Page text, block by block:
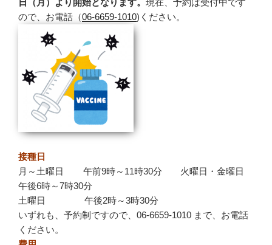
日（月）より開始となります。 現在、予約は受付中です
ので、お電話（06-6659-1010)ください。
接種日
月～土曜日 午前9時～11時30分 火曜日・金曜日
午後6時～7時30分
土曜日 午後2時～3時30分
いずれも、予約制ですので、06-6659-1010 まで、お電話
ください。